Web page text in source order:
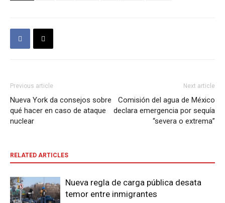
Previous article
Nueva York da consejos sobre
qué hacer en caso de ataque
nuclear
Next article
Comisión del agua de México
declara emergencia por sequía
“severa o extrema”
RELATED ARTICLES
Nueva regla de carga pública desata
temor entre inmigrantes